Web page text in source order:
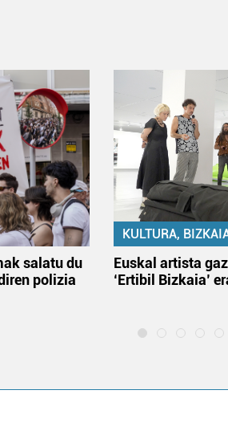
salatu du
polizia
KULTURA,
Euskal artista
‘Ertibil Bizkaia’